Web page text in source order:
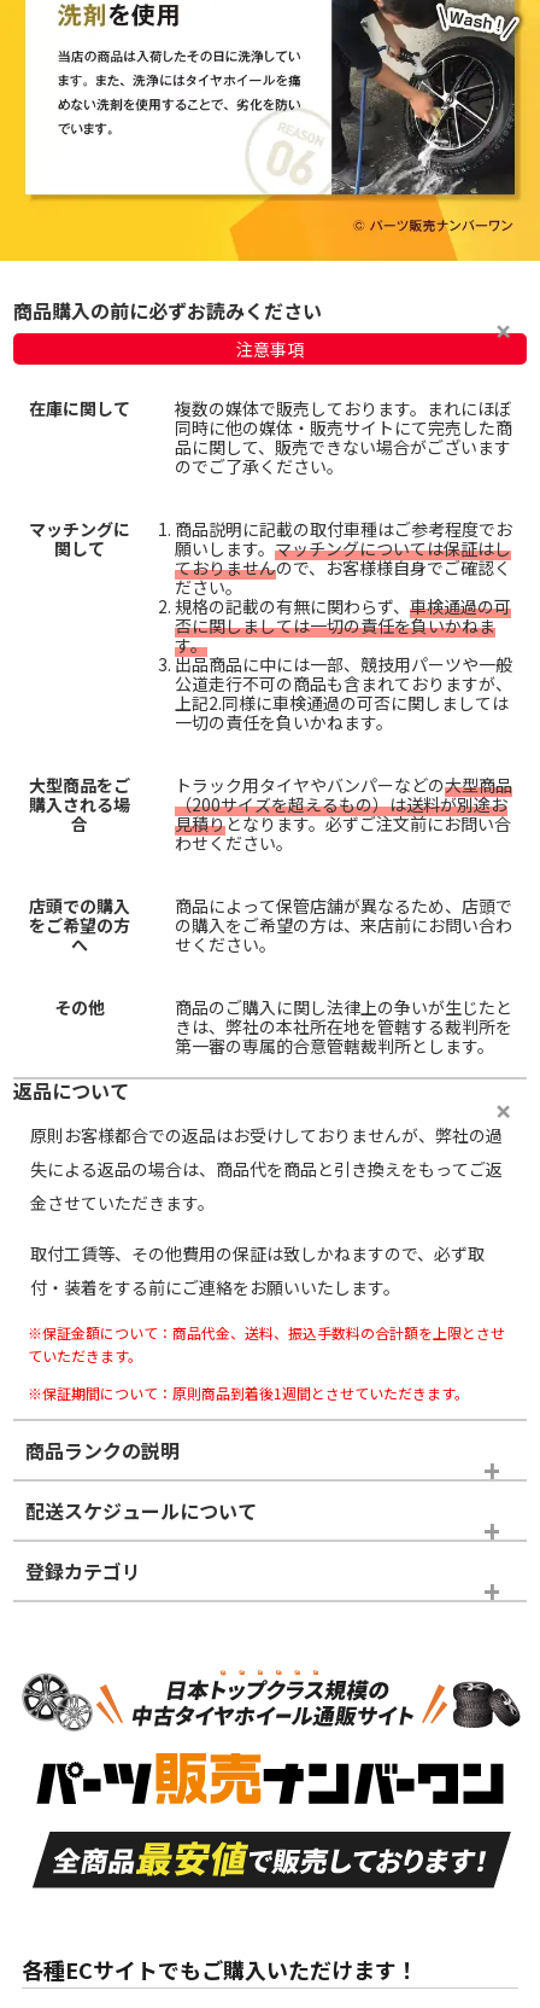
商品購入の前に必ずお読みください
注意事項
在庫に関して
複数の媒体で販売しております。まれにほぼ
同時に他の媒体・販売サイトにて完売した商
品に関して、販売できない場合がございます
のでご了承ください。
マッチングに
関して
商品説明に記載の取付車種はご参考程度でお
願いします。 マッチングについては保証はし
ておりませんので、お客様様自身でご確認く
ださい。
規格の記載の有無に関わらず、 車検通過の可
否に関しましては一切の責任を負いかねま
す。
出品商品に中には一部、競技用パーツや一般
公道走行不可の商品も含まれておりますが、
上記2.同様に車検通過の可否に関しましては
一切の責任を負いかねます。
大型商品をご
購入される場
合
トラック用タイヤやバンパーなどの大型商品
（200サイズを超えるもの）は送料が別途お
見積りとなります。必ずご注文前にお問い合
わせください。
店頭での購入
をご希望の方
へ
商品によって保管店舗が異なるため、店頭で
の購入をご希望の方は、来店前にお問い合わ
せください。
その他
商品のご購入に関し法律上の争いが生じたと
きは、弊社の本社所在地を管轄する裁判所を
第一審の専属的合意管轄裁判所とします。
返品について
原則お客様都合での返品はお受けしておりませんが、弊社の過
失による返品の場合は、商品代を商品と引き換えをもってご返
金させていただきます。
取付工賃等、その他費用の保証は致しかねますので、必ず取
付・装着をする前にご連絡をお願いいたします。
※保証金額について：商品代金、送料、振込手数料の合計額を上限とさせ
ていただきます。
※保証期間について：原則商品到着後1週間とさせていただきます。
商品ランクの説明
※商品ランクは出品者の主観により判断しておりますので、あら
かじめご了承ください。
ホイールランク
S
品）
S
新車外し品（新古
付き
A
走行距離も少なく、
目立つ傷もほとんど
ない中古品
A
走行距離も少なく、
非常に状態の良い中
古品
な中古品
んどない中古品
配送スケジュールについて
登録カテゴリ
スタッドレスタイヤホイールセット
各種ECサイトでもご購入いただけます！